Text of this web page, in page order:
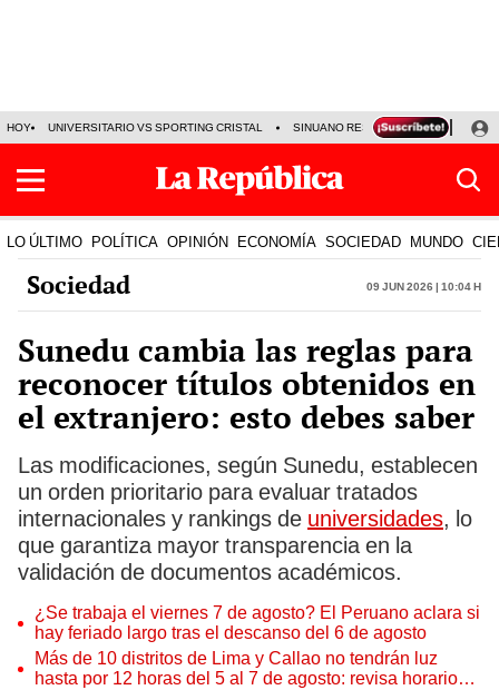
HOY UNIVERSITARIO VS SPORTING CRISTAL SINUANO RESULTADOS HOY
LO ÚLTIMO POLÍTICA OPINIÓN ECONOMÍA SOCIEDAD MUNDO
Sociedad 09 Jun 2026 | 10:04 h
Sunedu cambia las reglas para
reconocer títulos obtenidos en
el extranjero: esto debes saber
Las modificaciones, según Sunedu, establecen
un orden prioritario para evaluar tratados
internacionales y rankings de universidades, lo
que garantiza mayor transparencia en la
validación de documentos académicos.
¿Se trabaja el viernes 7 de agosto? El Peruano aclara si
hay feriado largo tras el descanso del 6 de agosto
Más de 10 distritos de Lima y Callao no tendrán luz
hasta por 12 horas del 5 al 7 de agosto: revisa horarios y